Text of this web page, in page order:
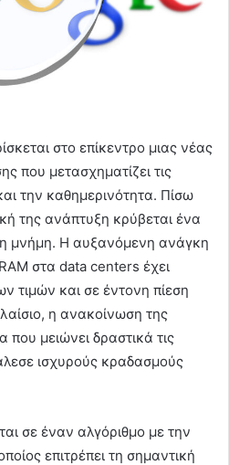
στο επίκεντρο μιας νέας
που μετασχηματίζει τις
την καθημερινότητα. Πίσω
της ανάπτυξη κρύβεται ένα
η μνήμη. Η αυξανόμενη ανάγκη
στα data centers έχει
τιμών και σε έντονη πίεση
η ανακοίνωση της
που μειώνει δραστικά τις
ισχυρούς κραδασμούς
σε έναν αλγόριθμο με την
επιτρέπει τη σημαντική